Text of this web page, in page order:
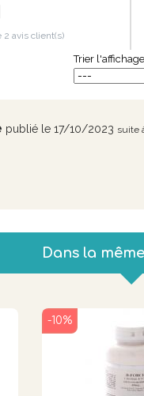
2 avis client(s)
Trier
publié le 17/10/2023 suite
Dans la
-10%